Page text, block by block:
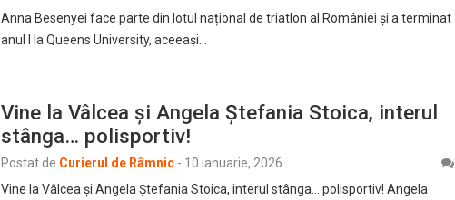
Anna Besenyei face parte din lotul național de triatlon al României și a terminat
anul I la Queens University, aceeași…
Vine la Vâlcea și Angela Ștefania Stoica, interul
stânga… polisportiv!
Postat de Curierul de Râmnic - 10 ianuarie, 2026
Vine la Vâlcea și Angela Ștefania Stoica, interul stânga… polisportiv! Angela